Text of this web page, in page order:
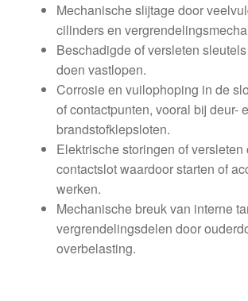
Mechanische slijtage door
cilinders en
Beschadigde of versleten
doen vastlopen.
Corrosie en vuilophoping in de
of contactpunten, vooral bij deur-
brandstofklepsloten.
Elektrische storingen of versleten
contactslot waardoor starten of
werken.
Mechanische breuk van interne
vergrendelingsdelen door
overbelasting.